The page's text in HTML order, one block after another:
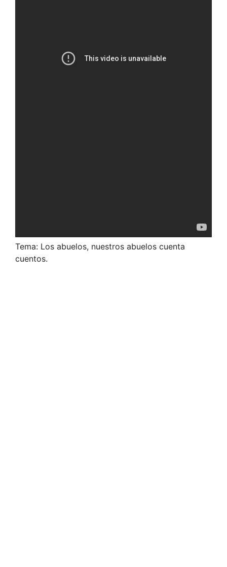
Tema: Los abuelos, nuestros abuelos cuenta
cuentos.